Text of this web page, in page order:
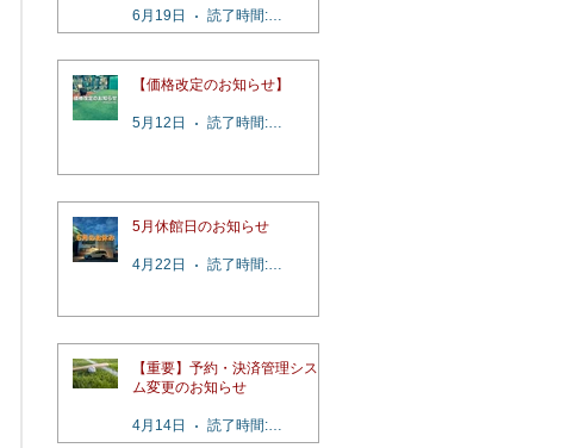
6月19日 読了時間: 1分
【価格改定のお知らせ】
5月12日 読了時間: 2分
5月休館日のお知らせ
4月22日 読了時間: 1分
【重要】予約・決済管理システ
ム変更のお知らせ
4月14日 読了時間: 4分